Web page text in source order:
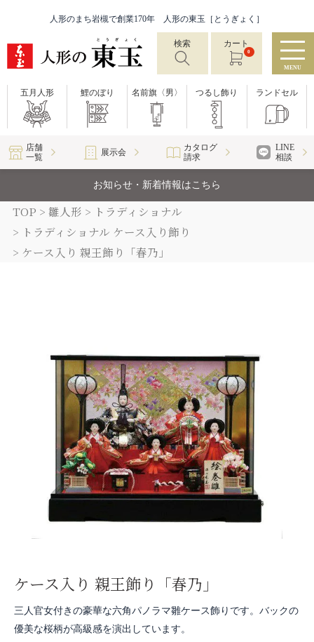
人形のまち岩槻で創業170年 人形の東玉［とうぎょく］
検索 カート
0
MENU
五月人形 鯉のぼり 名前旗〈男〉 つるし飾り ランドセル
店舗
一覧
展示会
カタログ
請求
LINE
相談
お知らせ・新着情報はこちら
TOP 雛人形
トラディショナル
トラディショナル ケース入り飾り
ケース入り 親王飾り「春乃」
ケース入り 親王飾り「春乃」
三人官女付きの豪華な六角パノラマ雛ケース飾りです。バックの
優美な桜柄が高級感を演出しています。